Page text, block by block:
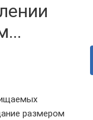
размером